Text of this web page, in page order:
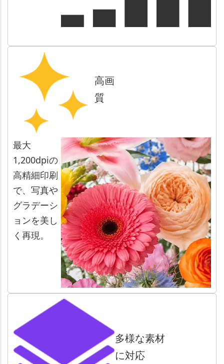
高画
質
最大
1,200dpiの
高精細印刷
で、写真や
グラデーシ
ョンを美し
く再現。
多様な素材
に対応